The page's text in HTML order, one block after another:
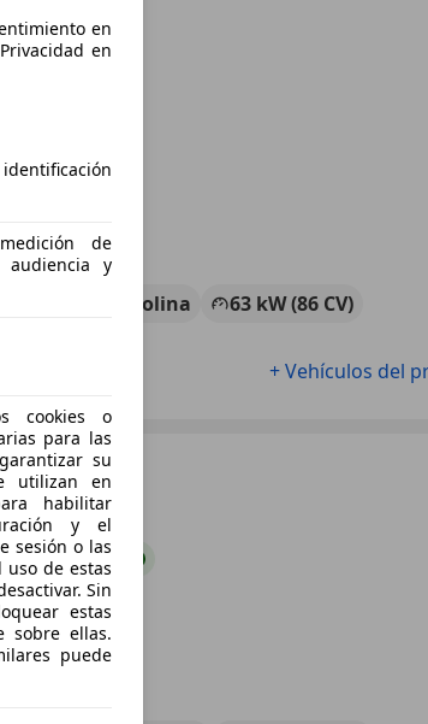
Gasolina
63 kW (86 CV)
+ Vehículos del
Precio justo
en
en
de
audiencia y
cookies o
para las
su
utilizan en
habilitar
y el
sesión o las
de estas
Sin
estas
sobre ellas.
puede